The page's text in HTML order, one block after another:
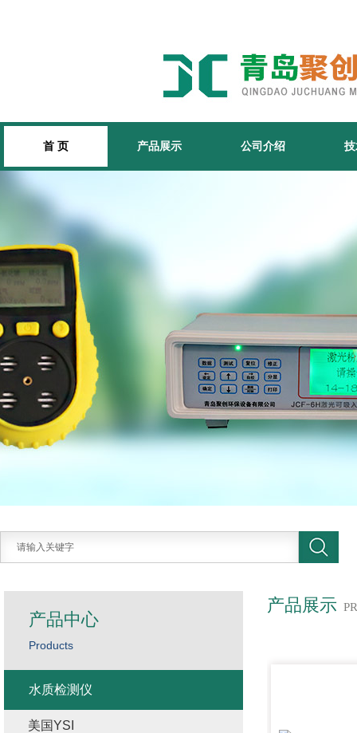
首 页 产品展示 公司介绍
产品展示
产品中心
Products
水质检测仪
美国YSI